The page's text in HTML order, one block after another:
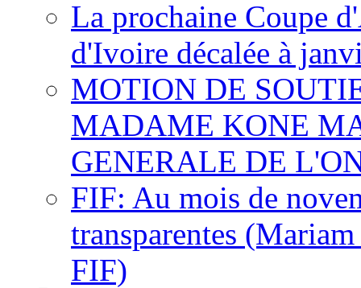
La prochaine Coupe
d'Ivoire décalée à
MOTION DE
MADAME KONE
GENERALE DE
FIF: Au mois de
transparentes
FIF)